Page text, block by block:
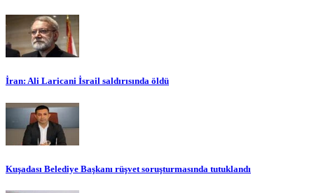
İran: Ali Laricani İsrail saldırısında öldü
Kuşadası Belediye Başkanı rüşvet soruşturmasında tutuklandı